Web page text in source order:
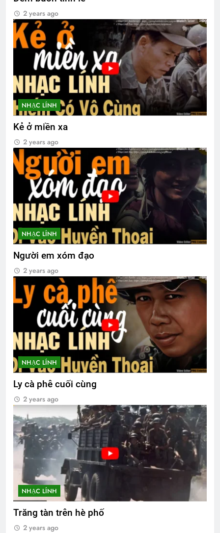
2 years ago
NHẠC LÍNH
Kẻ ở miền xa
2 years ago
NHẠC LÍNH
Người em xóm đạo
2 years ago
NHẠC LÍNH
Ly cà phê cuối cùng
2 years ago
NHẠC LÍNH
Trăng tàn trên hè phố
2 years ago